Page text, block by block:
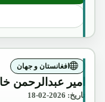
افغانستان و جهان
امیر عبدالرحمن
تاریخ: 2026-02-18